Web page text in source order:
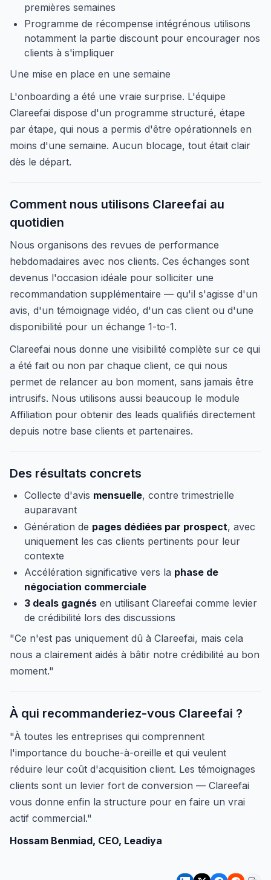
premières semaines
Programme de récompense intégrénous utilisons
notamment la partie discount pour encourager nos
clients à s'impliquer
Une mise en place en une semaine
L'onboarding a été une vraie surprise. L'équipe
Clareefai dispose d'un programme structuré, étape
par étape, qui nous a permis d'être opérationnels en
moins d'une semaine. Aucun blocage, tout était clair
dès le départ.
Comment nous utilisons Clareefai au
quotidien
Nous organisons des revues de performance
hebdomadaires avec nos clients. Ces échanges sont
devenus l'occasion idéale pour solliciter une
recommandation supplémentaire — qu'il s'agisse d'un
avis, d'un témoignage vidéo, d'un cas client ou d'une
disponibilité pour un échange 1-to-1.
Clareefai nous donne une visibilité complète sur ce qui
a été fait ou non par chaque client, ce qui nous
permet de relancer au bon moment, sans jamais être
intrusifs. Nous utilisons aussi beaucoup le module
Affiliation pour obtenir des leads qualifiés directement
depuis notre base clients et partenaires.
Des résultats concrets
Collecte d'avis mensuelle, contre trimestrielle
auparavant
Génération de pages dédiées par prospect, avec
uniquement les cas clients pertinents pour leur
contexte
Accélération significative vers la phase de
négociation commerciale
3 deals gagnés en utilisant Clareefai comme levier
de crédibilité lors des discussions
"Ce n'est pas uniquement dû à Clareefai, mais cela
nous a clairement aidés à bâtir notre crédibilité au bon
moment."
À qui recommanderiez-vous Clareefai ?
"À toutes les entreprises qui comprennent
l'importance du bouche-à-oreille et qui veulent
réduire leur coût d'acquisition client. Les témoignages
clients sont un levier fort de conversion — Clareefai
vous donne enfin la structure pour en faire un vrai
actif commercial."
Hossam Benmiad, CEO, Leadiya